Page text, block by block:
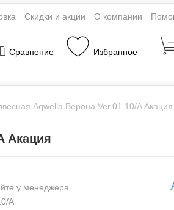
Сравнение Избранное
Скидки и акции О компании
Aqwella Верона Ver.01.10/A Акация
Акация
у менеджера
A